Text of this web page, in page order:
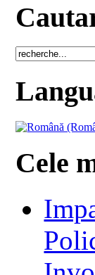
Cele